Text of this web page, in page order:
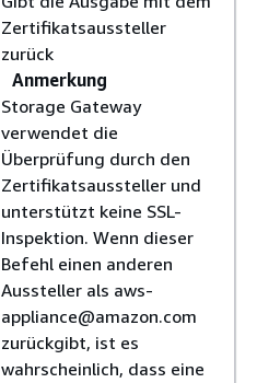
Zertifikatsaussteller
zurück
Anmerkung
Storage Gateway
verwendet die
Überprüfung durch den
Zertifikatsaussteller und
unterstützt keine SSL-
Inspektion. Wenn dieser
Befehl einen anderen
Aussteller als aws-
appliance@amazon.com
zurückgibt, ist es
wahrscheinlich, dass eine